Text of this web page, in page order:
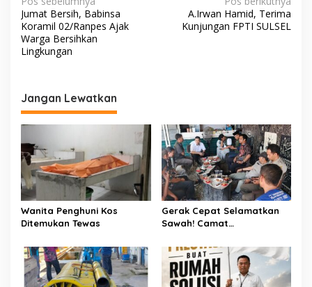
i
n
r
a
v
i
a
s
i
p
o
s
Jumat Bersih, Babinsa
Koramil 02/Ranpes Ajak
Warga Bersihkan
Lingkungan
A.Irwan Hamid, Terima
Kunjungan FPTI SULSEL
Jangan Lewatkan
Wanita Penghuni Kos
Ditemukan Tewas
Gerak Cepat Selamatkan
Sawah! Camat
Kementerian Bahas Solusi
Debit Air Irigasi Watang
Sawitto Menulis